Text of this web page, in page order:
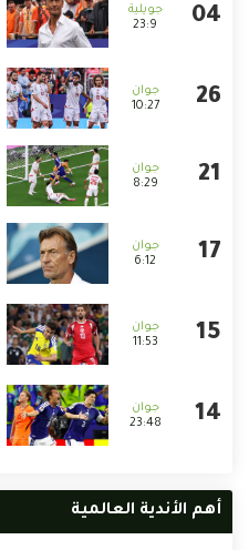
23:9
10:27
8:29
6:12
11:53
23:48
أهم الأندية العالمية